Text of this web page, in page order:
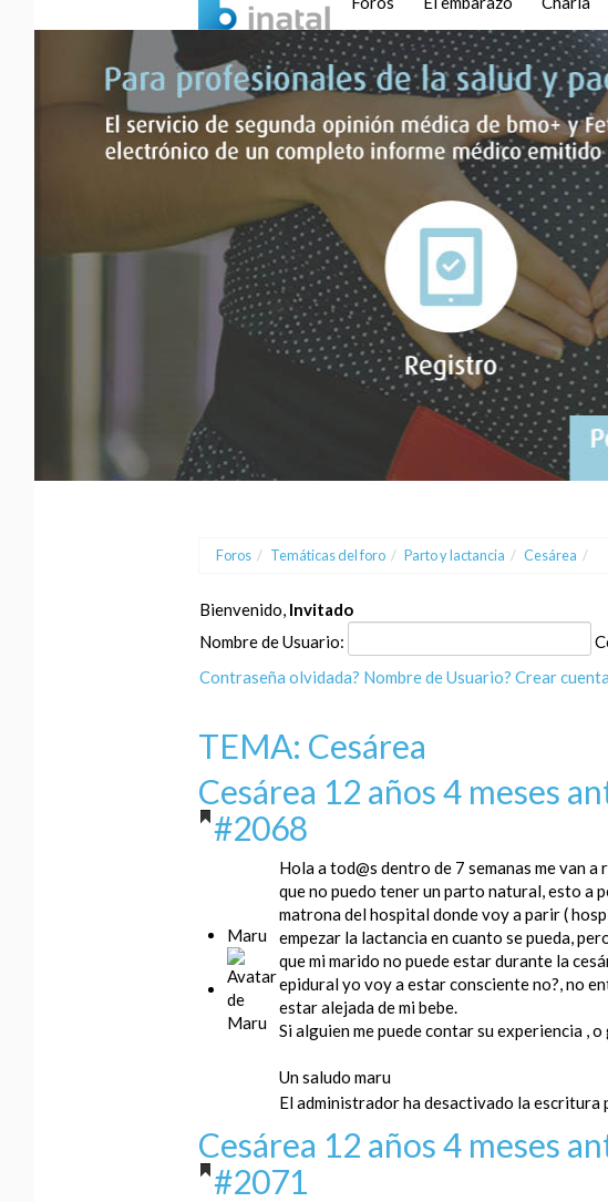
Foros / Temáticas del foro / Parto y lactancia / Cesárea /
Bienvenido, Invitado
Nombre de Usuario:
Contraseña olvidada? Nombre de Usuario? Crear cuenta
TEMA: Cesárea
Cesárea 12 años 4 meses
#2068
Maru
Hola a tod@s dentro de 7 semanas me van
que no puedo tener un parto natural, esto a
matrona del hospital donde voy a parir (
empezar la lactancia en cuanto se pueda,
que mi marido no puede estar durante la
epidural yo voy a estar consciente no?, no
estar alejada de mi bebe.
Si alguien me puede contar su experiencia ,
Un saludo maru
El administrador ha desactivado la escritura
Cesárea 12 años 4 meses
#2071